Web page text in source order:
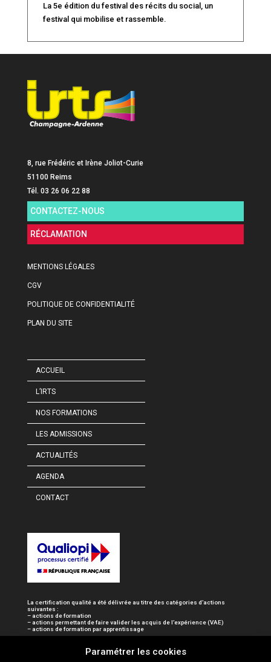
Paramétrer les cookies
La 5e édition du festival des récits du social, un
festival qui mobilise et rassemble.
8, rue Frédéric et Irène Joliot-Curie
51100 Reims
Tél. 03 26 06 22 88
CONTACTEZ-NOUS
RÉCLAMATION
MENTIONS LÉGALES
CGV
POLITIQUE DE CONFIDENTIALITÉ
PLAN DU SITE
ACCUEIL
L’IRTS
NOS FORMATIONS
LES ADMISSIONS
ACTUALITÉS
AGENDA
CONTACT
La certification qualité a été délivrée au titre des catégories d’actions
suivantes :
– actions de formation
– actions permettant de faire valider les acquis de l’expérience (VAE)
– actions de formation par apprentissage